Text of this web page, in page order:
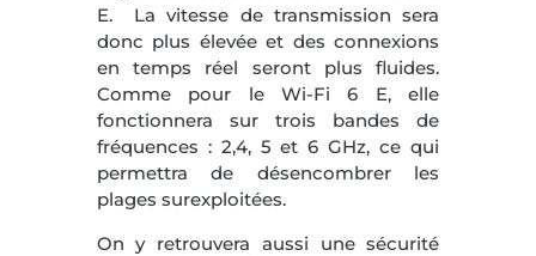
E. La vitesse de transmission sera
donc plus élevée et des connexions
en temps réel seront plus fluides.
Comme pour le Wi-Fi 6 E, elle
fonctionnera sur trois bandes de
fréquences : 2,4, 5 et 6 GHz, ce qui
permettra de désencombrer les
plages surexploitées.
On y retrouvera aussi une sécurité